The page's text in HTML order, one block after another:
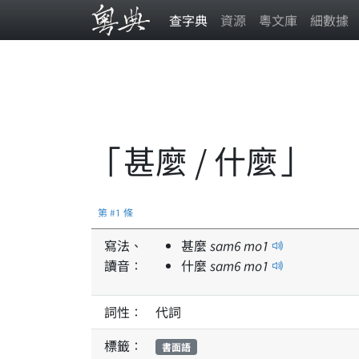
查字典 資源 粵文庫 細數據
「甚麼 / 什麼」
第 #1 條
寫法、
讀音：
甚麼 sam6mo1
什麼 sam6mo1
詞性：
代詞
標籤：
書面語